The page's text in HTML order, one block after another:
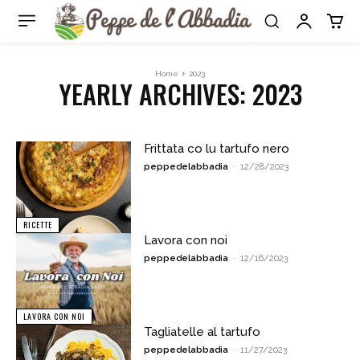
Home 2023
YEARLY ARCHIVES: 2023
RICETTE
Frittata co lu tartufo nero
peppedelabbadia - 12/28/2023
LAVORA CON NOI
Lavora con noi
peppedelabbadia - 12/16/2023
Tagliatelle al tartufo
peppedelabbadia - 11/27/2023